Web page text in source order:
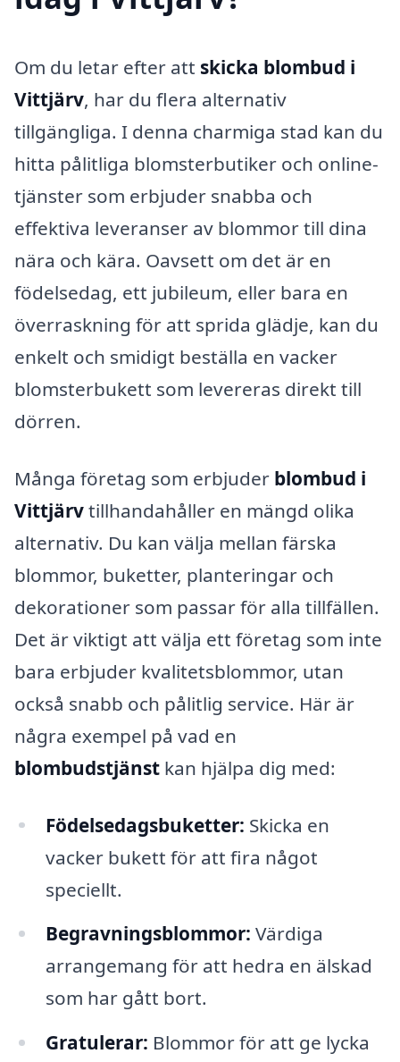
Om du letar efter att skicka blombud i
Vittjärv, har du flera alternativ
tillgängliga. I denna charmiga stad kan du
hitta pålitliga blomsterbutiker och online-
tjänster som erbjuder snabba och
effektiva leveranser av blommor till dina
nära och kära. Oavsett om det är en
födelsedag, ett jubileum, eller bara en
överraskning för att sprida glädje, kan du
enkelt och smidigt beställa en vacker
blomsterbukett som levereras direkt till
dörren.
Många företag som erbjuder blombud i
Vittjärvtillhandahåller en mängd olika
alternativ. Du kan välja mellan färska
blommor, buketter, planteringar och
dekorationer som passar för alla tillfällen.
Det är viktigt att välja ett företag som inte
bara erbjuder kvalitetsblommor, utan
också snabb och pålitlig service. Här är
några exempel på vad en
blombudstjänst kan hjälpa dig med:
Födelsedagsbuketter: Skicka en
vacker bukett för att fira något
speciellt.
Begravningsblommor: Värdiga
arrangemang för att hedra en älskad
som har gått bort.
Gratulerar: Blommor för att ge lycka